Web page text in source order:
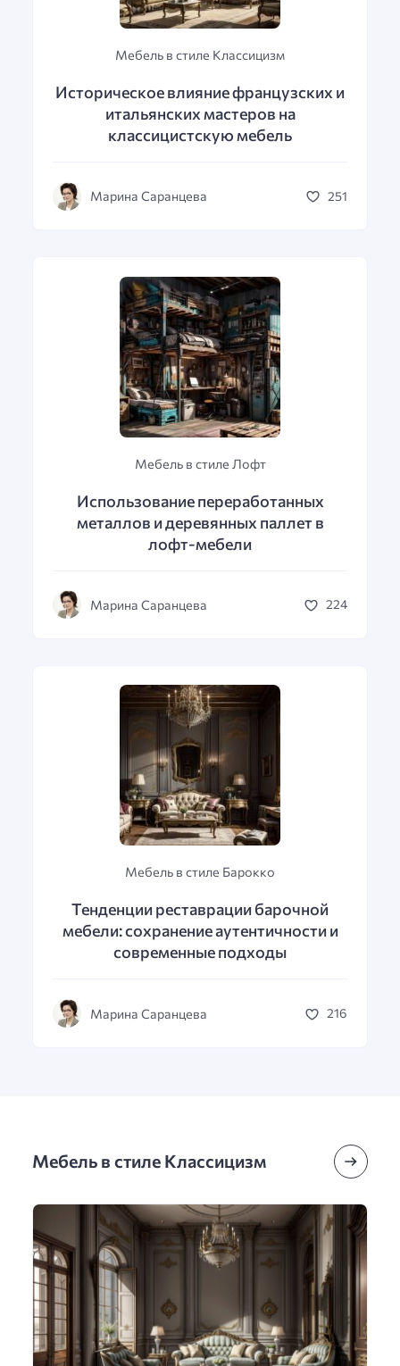
Мебель в стиле Классицизм
Историческое влияние французских и
итальянских мастеров на
классицистскую мебель
Марина Саранцева 251
Мебель в стиле Лофт
Использование переработанных
металлов и деревянных паллет в
лофт-мебели
Марина Саранцева 224
Мебель в стиле Барокко
Тенденции реставрации барочной
мебели: сохранение аутентичности и
современные подходы
Марина Саранцева 216
Мебель в стиле Классицизм